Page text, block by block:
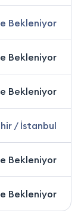
Bekleniyor
Bekleniyor
Bekleniyor
/ İstanbul
Bekleniyor
Bekleniyor